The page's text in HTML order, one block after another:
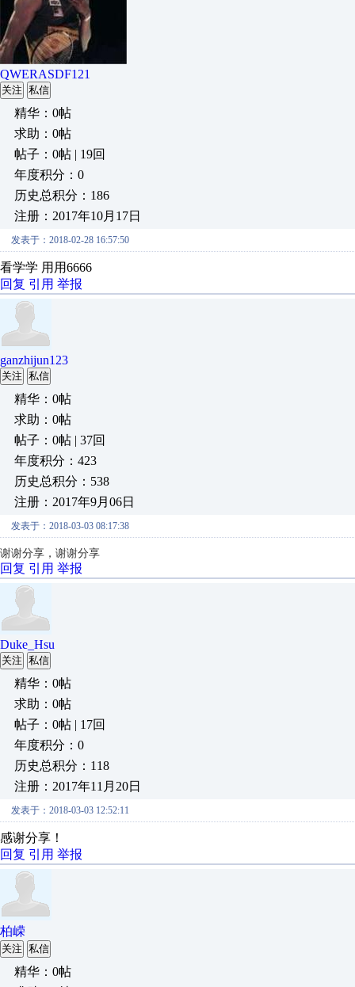
QWERASDF121
关注 私信
精华：0帖
求助：0帖
帖子：0帖 | 19回
年度积分：0
历史总积分：186
注册：2017年10月17日
发表于：2018-02-28 16:57:50
看学学 用用6666
回复 引用 举报
ganzhijun123
关注 私信
精华：0帖
求助：0帖
帖子：0帖 | 37回
年度积分：423
历史总积分：538
注册：2017年9月06日
发表于：2018-03-03 08:17:38
谢谢分享，谢谢分享
回复 引用 举报
Duke_Hsu
关注 私信
精华：0帖
求助：0帖
帖子：0帖 | 17回
年度积分：0
历史总积分：118
注册：2017年11月20日
发表于：2018-03-03 12:52:11
感谢分享！
回复 引用 举报
柏嵘
关注 私信
精华：0帖